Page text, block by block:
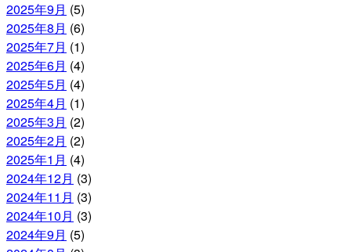
2025年9月 (5)
2025年8月 (6)
2025年7月 (1)
2025年6月 (4)
2025年5月 (4)
2025年4月 (1)
2025年3月 (2)
2025年2月 (2)
2025年1月 (4)
2024年12月 (3)
2024年11月 (3)
2024年10月 (3)
2024年9月 (5)